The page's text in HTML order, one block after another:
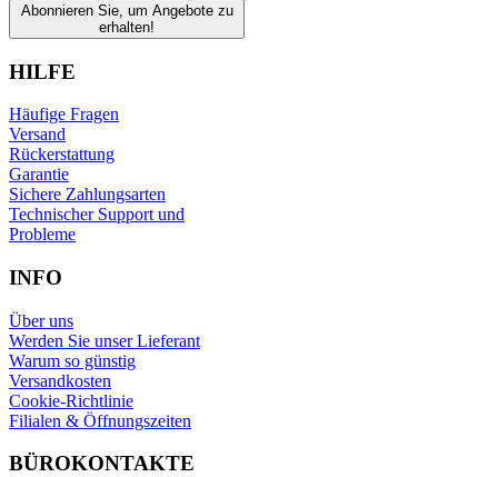
Abonnieren Sie, um Angebote zu
erhalten!
HILFE
Häufige Fragen
Versand
Rückerstattung
Garantie
Sichere Zahlungsarten
Technischer Support und
Probleme
INFO
Über uns
Werden Sie unser Lieferant
Warum so günstig
Versandkosten
Cookie-Richtlinie
Filialen & Öffnungszeiten
BÜROKONTAKTE